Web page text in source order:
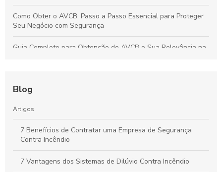
Como Obter o AVCB: Passo a Passo Essencial para Proteger
Seu Negócio com Segurança
Guia Completo para Obtenção do AVCB e Sua Relevância na
Importância e Vantagens para a Segurança Contra Incêndios
Guia Definitivo para Inspeção de Sistemas de Sprinklers:
Segurança e Eficiência em Ambientes Comerciais
Emissão de AVCB: Passos Essenciais para Garantir a
Segurança Contra Incêndios na Sua Empresa
Blog
Artigos
7 Benefícios de Contratar uma Empresa de Segurança
Contra Incêndio
7 Vantagens dos Sistemas de Dilúvio Contra Incêndio